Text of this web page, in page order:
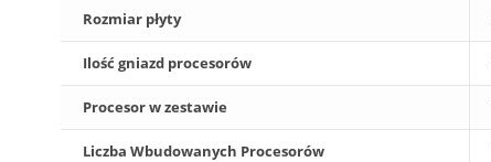
Rozmiar płyty
Ilość gniazd procesorów
Procesor w zestawie
Liczba Wbudowanych Procesorów